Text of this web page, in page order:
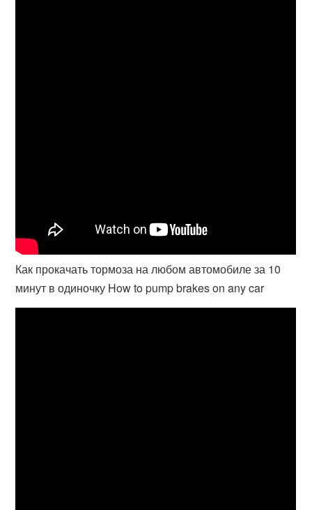
Как прокачать тормоза на любом автомобиле за 10
минут в одиночку How to pump brakes on any car